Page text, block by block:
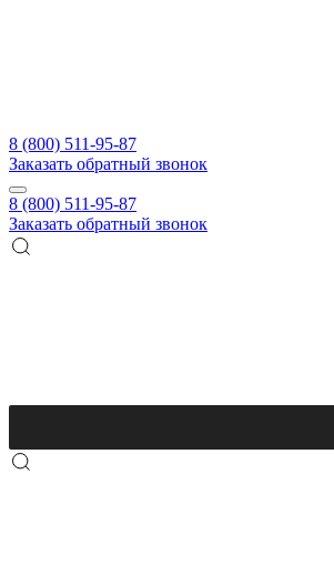
8 (800) 511-95-87
Заказать обратный звонок
8 (800) 511-95-87
Заказать обратный звонок